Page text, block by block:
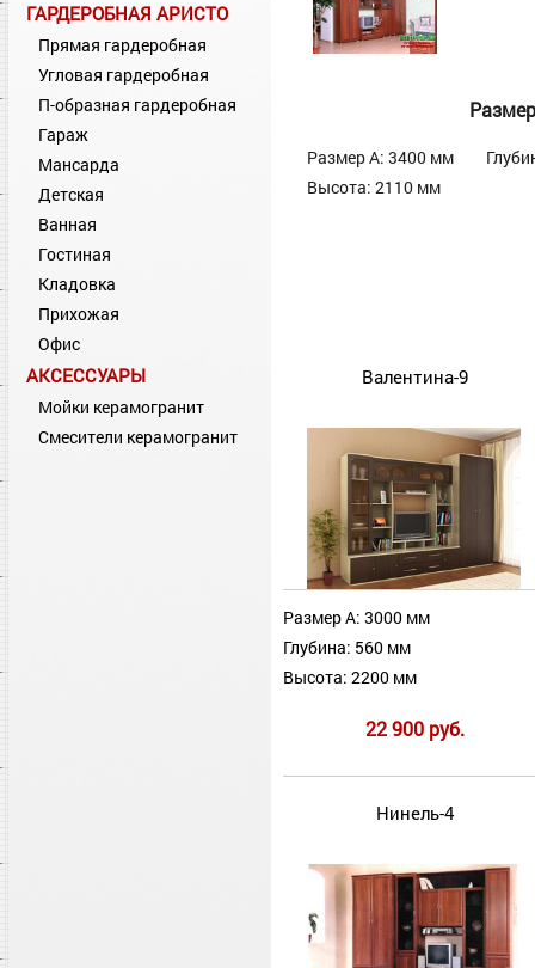
ГАРДЕРОБНАЯ АРИСТО
Прямая гардеробная
Угловая гардеробная
П-образная гардеробная
Гараж
Мансарда
Детская
Ванная
Гостиная
Кладовка
Прихожая
Офис
АКСЕССУАРЫ
Мойки керамогранит
Смесители керамогранит
Размер А: 3400 мм
Высота: 2110 мм
Валентина-9
Размер А: 3000 мм
Глубина: 560 мм
Высота: 2200 мм
22 900 руб.
Нинель-4